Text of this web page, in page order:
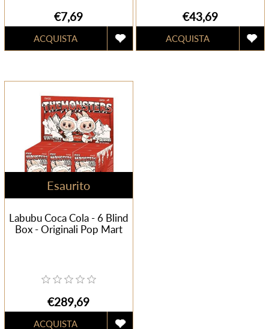
€7,69 €43,69
Esaurito
Labubu Coca Cola - 6 Blind
Box - Originali Pop Mart
€289,69